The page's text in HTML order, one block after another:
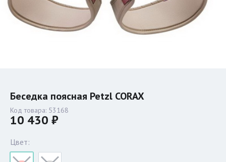
Беседка поясная Petzl CORAX
Код товара: 53168
10 430 ₽
Цвет: